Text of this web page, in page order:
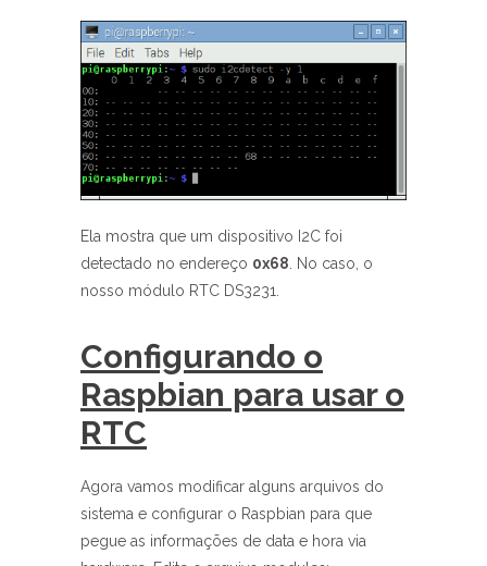
Ela mostra que um dispositivo I2C foi
detectado no endereço 0x68 . No caso, o
nosso módulo RTC DS3231.
Configurando o
Raspbian para usar o
RTC
Agora vamos modificar alguns arquivos do
sistema e configurar o Raspbian para que
pegue as informações de data e hora via